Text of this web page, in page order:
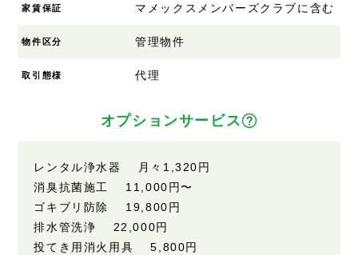
家賃保証 マメックスメンバーズクラブに含む
物件区分 管理物件
取引態様 代理
オプションサービス
レンタル浄水器 月々 1,320円
消臭抗菌施工 11,000円 〜
ゴキブリ防除 19,800円
排水管洗浄 22,000円
投てき用消火用具5,800円